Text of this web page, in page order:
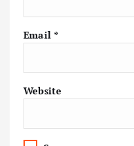
Email *
Website